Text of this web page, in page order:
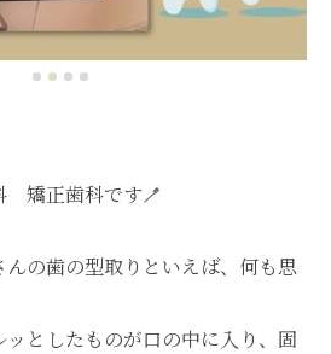
矯正歯科です🪥
の歯の型取りといえば、何も思
としたものが口の中に入り、固